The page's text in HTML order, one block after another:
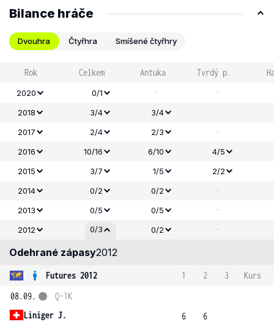
Bilance hráče
Dvouhra Čtyřhra Smíšené čtyřhry
Rok Celkem Antuka Tvrdý p.
2020 0/1 - -
2018 3/4 3/4 -
2017 2/4 2/3 -
2016 10/16 6/10
4/5
2015
3/7 1/5
2/2
2014
0/2 0/2 -
2013 0/5 0/5 -
2012 0/3 0/2 -
Odehrané zápasy2012
Futures 2012 1 2 3
Kurs
08.09.
Liniger J.
Q-1K
6
6